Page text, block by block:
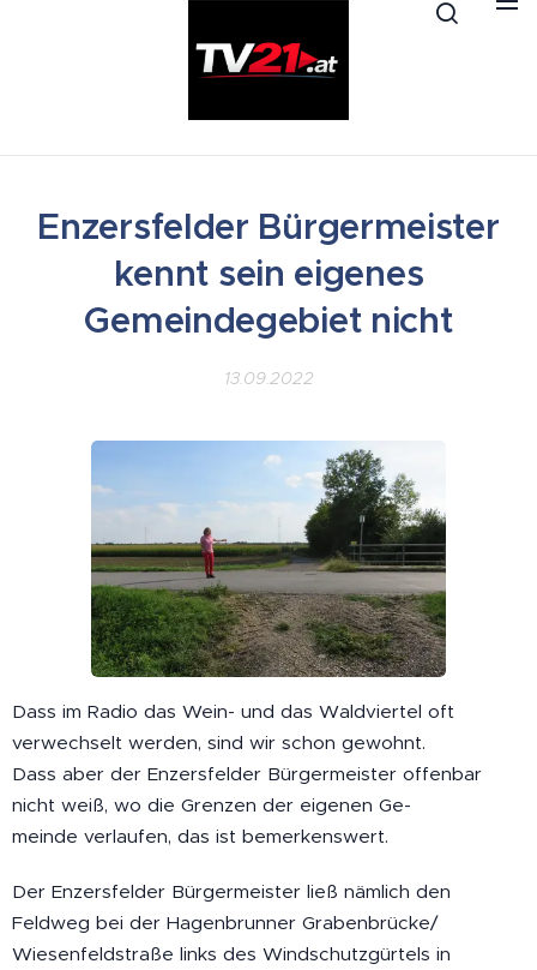
Enzersfelder Bürgermeister
kennt sein eigenes
Gemeindegebiet nicht
13.09.2022
Dass im Radio das Wein- und das Waldviertel oft
verwechselt werden, sind wir schon gewohnt.
Dass aber der Enzersfelder Bürgermeister offenbar
nicht weiß, wo die Grenzen der eigenen Ge-
meinde verlaufen, das ist bemerkenswert.
Der Enzersfelder Bürgermeister ließ nämlich den
Feldweg bei der Hagenbrunner Grabenbrücke/
Wiesenfeldstraße links des Windschutzgürtels in